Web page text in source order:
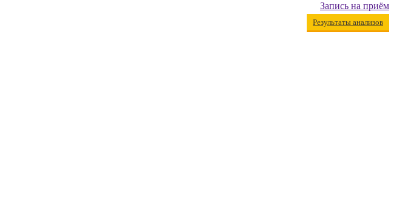
Запись на приём
Результаты анализов